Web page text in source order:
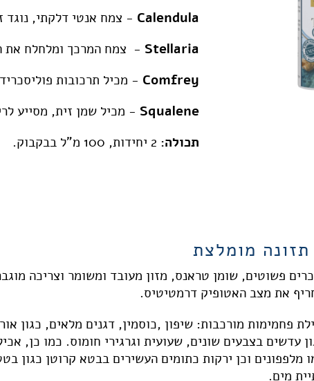
Calendula - צמח אנטי דלקתי, נוגד
Stellaria - צמח המרכך ומלחלח את
Comfrey - מכיל תרכובות
Squalene - מכיל שמן זית, מסייע
תכולה: 2 יחידות, 100 מ"ל בבקבוק.
פשוטים, שומן טראנס, מזון מעובד ומשומר וצריכה
את מצב האטופיק דרמטיטיס.
פחמימות מורכבות: שיפון ,כוסמין, דגנים מלאים, כגון
עדשים בצבעים שונים, שעועית וגרגירי חומוס. כמו כן,
מלפפונים וכן ירקות כתומים העשירים בבטא קרוטן כגון
מים.